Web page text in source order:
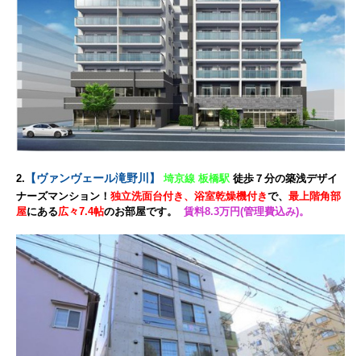
2. 【ヴァンヴェール滝野川】 埼京線 板橋駅 徒歩７分の築浅デザイ
ナーズマンション！ 独立洗面台付き、浴室乾燥機付きで、 最上階角部
屋にある広々7.4帖のお部屋です。 賃料8.3万円(管理費込み)。